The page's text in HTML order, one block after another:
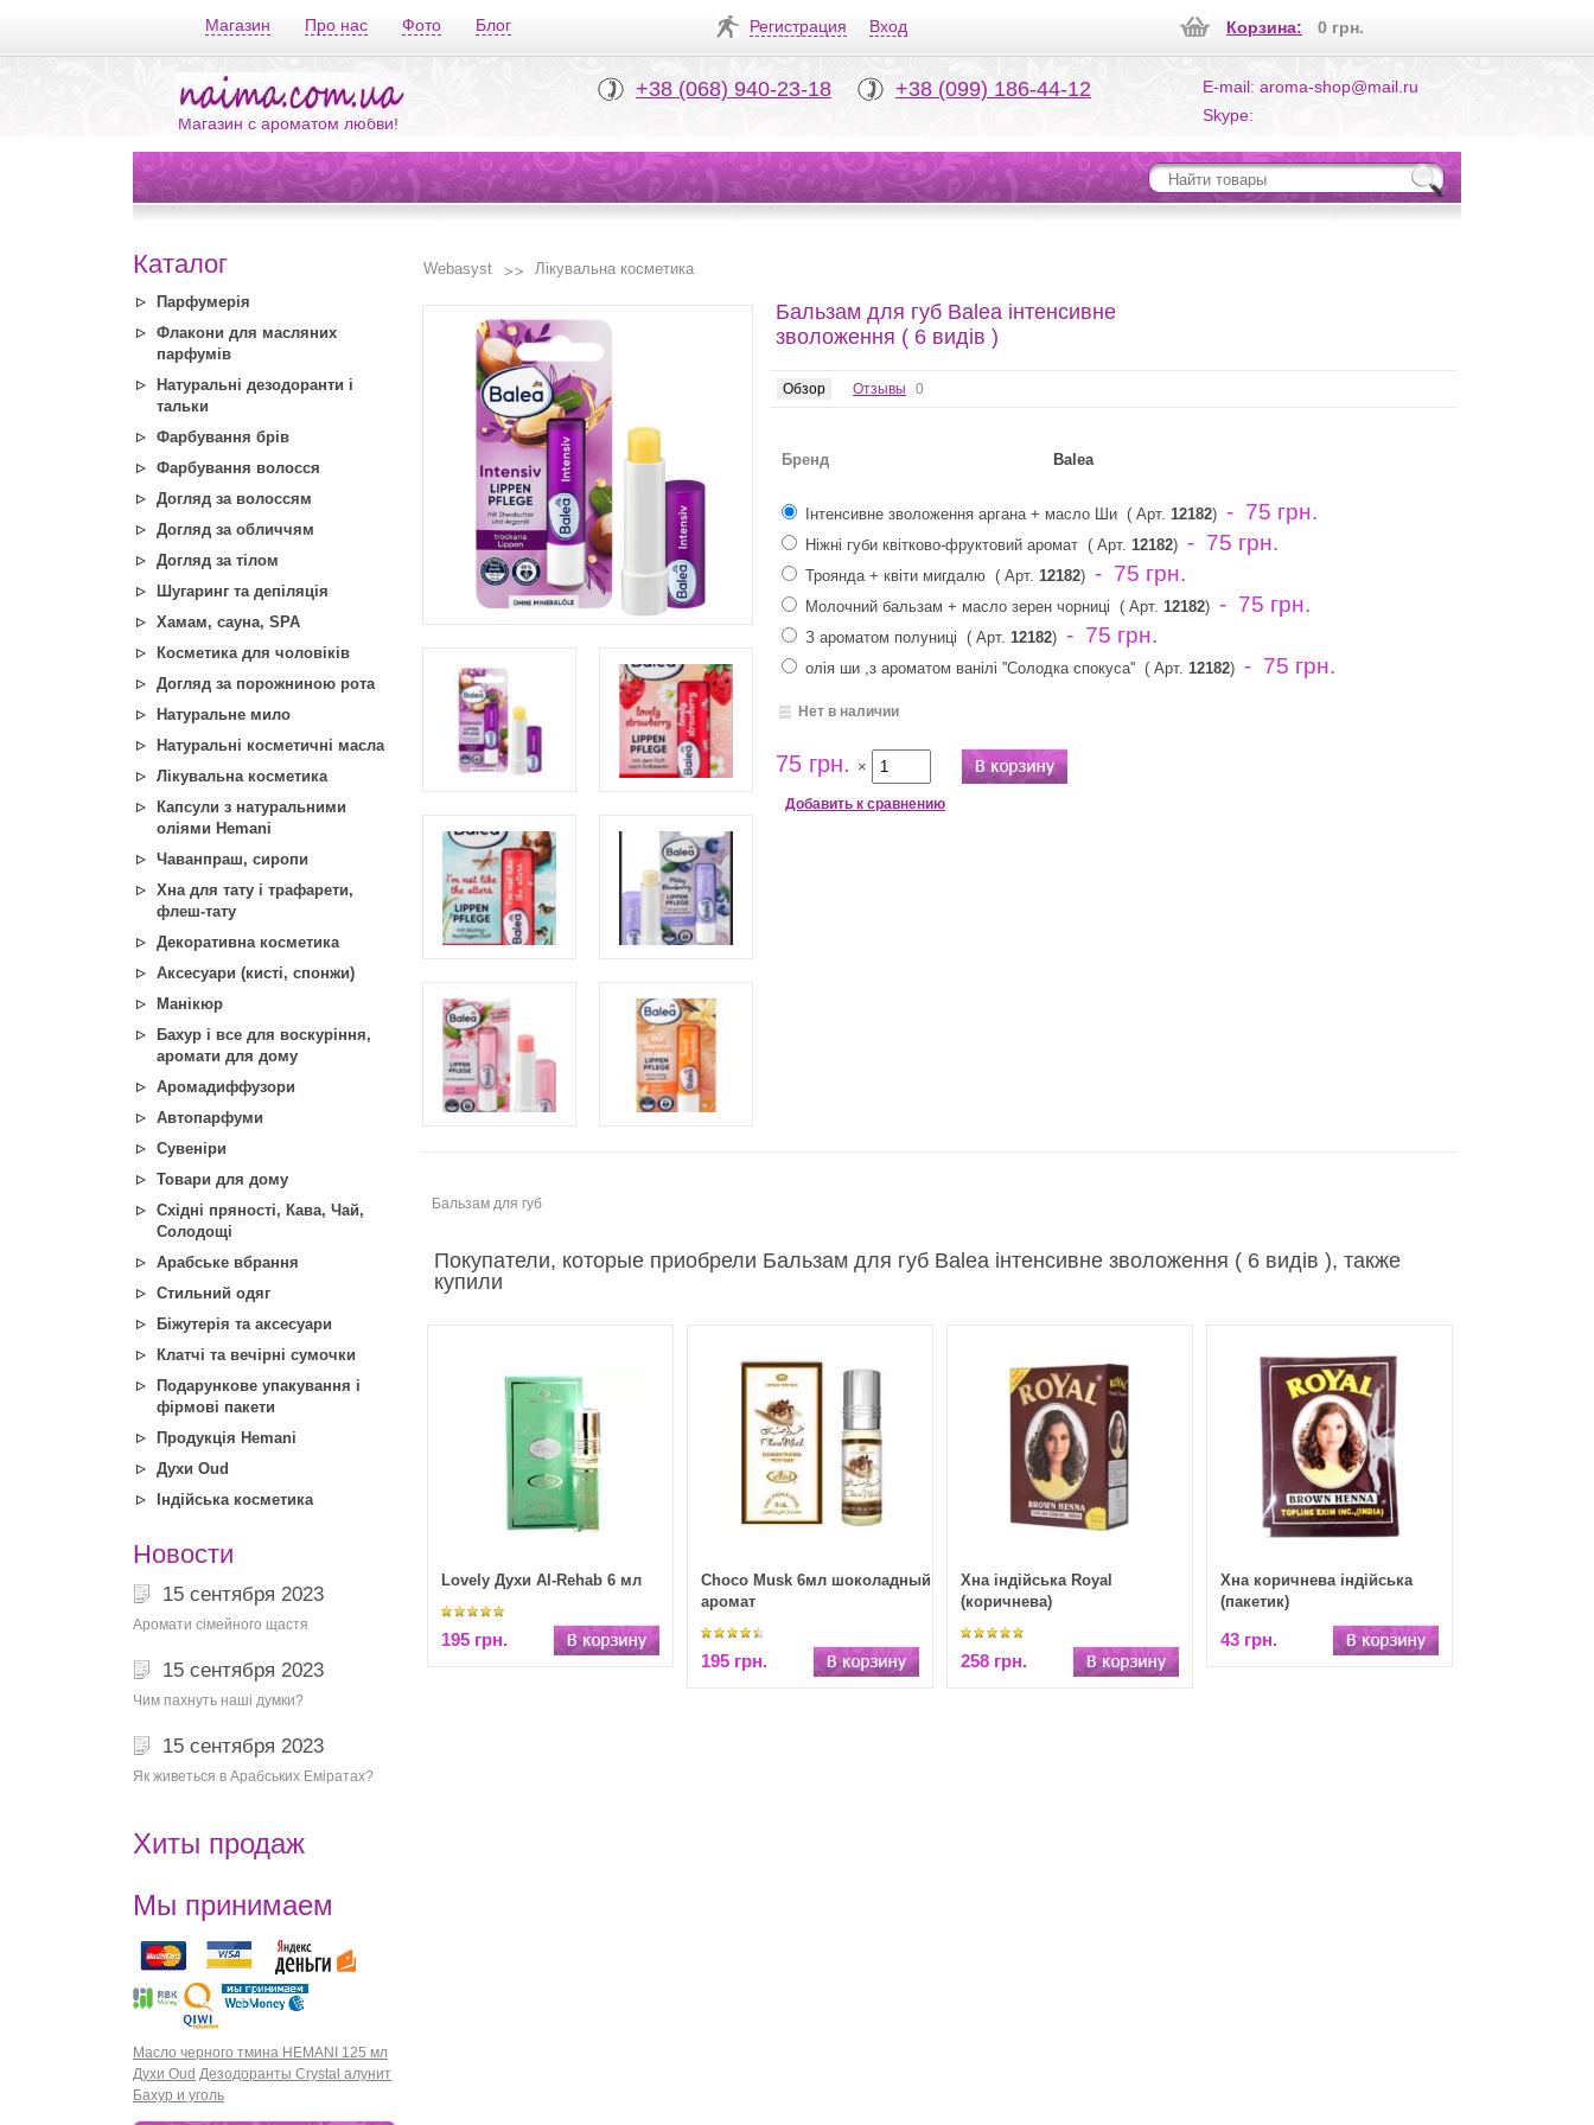
Магазин Про нас Фото Блог Регистрация Вход Корзина: 0 грн.
Магазин с ароматом любви!
+38 (068) 940-23-18 +38 (099) 186-44-12
E-mail: aroma-shop@mail.ru
Skype:
Каталог
Парфумерія
Флакони для масляних
парфумів
Натуральні дезодоранти і
тальки
Фарбування брів
Фарбування волосся
Догляд за волоссям
Догляд за обличчям
Догляд за тілом
Шугаринг та депіляція
Хамам, сауна, SPA
Косметика для чоловіків
Догляд за порожниною рота
Натуральне мило
Натуральні косметичні масла
Лікувальна косметика
Капсули з натуральними
оліями Hemani
Чаванпраш, сиропи
Хна для тату і трафарети,
флеш-тату
Декоративна косметика
Аксесуари (кисті, спонжи)
Манікюр
Бахур і все для воскуріння,
аромати для дому
Аромадиффузори
Автопарфуми
Сувеніри
Товари для дому
Східні пряності, Кава, Чай,
Солодощі
Арабське вбрання
Стильний одяг
Біжутерія та аксесуари
Клатчі та вечірні сумочки
Подарункове упакування і
фірмові пакети
Продукція Hemani
Духи Oud
Індійська косметика
Новости
15 сентября 2023
Аромати сімейного щастя
15 сентября 2023
Чим пахнуть наші думки?
15 сентября 2023
Як живеться в Арабських Еміратах?
Хиты продаж
Мы принимаем
Масло черного тмина HEMANI 125 мл
Духи Oud Дезодоранты Crystal алунит
Бахур и уголь
Webasyst Лікувальна косметика
Бальзам для губ Balea інтенсивне
зволоження ( 6 видів )
Обзор Отзывы 0
Бренд Balea
Інтенсивне зволоження аргана + масло Ши ( Арт. 12182) - 75 грн.
Ніжні губи квітково-фруктовий аромат ( Арт. 12182) - 75 грн.
Троянда + квіти мигдалю ( Арт. 12182) - 75 грн.
Молочний бальзам + масло зерен чорниці ( Арт. 12182) - 75 грн.
З ароматом полуниці ( Арт. 12182) - 75 грн.
олія ши ,з ароматом ванілі ''Солодка спокуса'' ( Арт. 12182) - 75 грн.
Нет в наличии
75 грн. ×
Добавить к сравнению
Бальзам для губ
Покупатели, которые приобрели Бальзам для губ Balea інтенсивне зволоження ( 6 видів ), также
купили
Lovely Духи Al-Rehab 6 мл
195 грн.
Choco Musk 6мл шоколадный
аромат
195 грн.
Хна індійська Royal
(коричнева)
258 грн.
Хна коричнева індійська
(пакетик)
43 грн.